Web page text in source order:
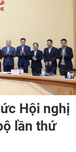
Hội nghị
lần thứ